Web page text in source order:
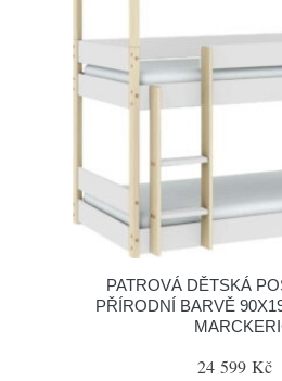
PATROVÁ DĚTSKÁ
PŘÍRODNÍ BARVĚ
24 599 Kč